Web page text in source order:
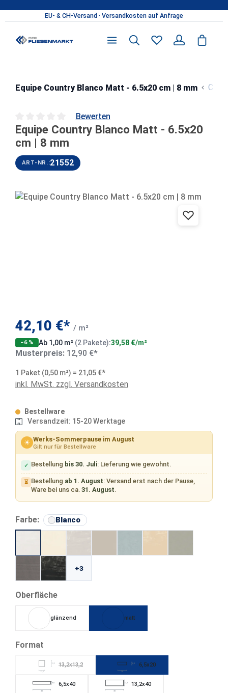
Zum Hauptinhalt springen
Equipe Country Blanco Matt - 6.5x20 cm | 8 mm
Durchschnittliche Bewertung von 0 von 5 Sternen
Bewerten
Equipe Country Blanco Matt - 6.5x20
cm | 8 mm
ART-NR.:21552
Bildergalerie überspringen
42,10 €* / m²
−6 % Ab 1,00 m² (2 Pakete):39,58 €/m²
Musterpreis: 12,90 €*
1 Paket (0,50 m²) = 21,05 €*
inkl. MwSt. zzgl. Versandkosten
Bestellware
Versandzeit: 15-20 Werktage
☀ Werks-Sommerpause im August
Gilt nur für Bestellware
✓ Bestellung bis 30. Juli: Lieferung wie gewohnt.
⏳ Bestellung ab 1. August: Versand erst nach der Pause,
Ware bei uns ca.31. August.
Farbe: Blanco auswählen
+3
Oberflächeauswählen
glänzend matt
Format
13,2
13,2 13,2x13,2
(Diese Option ist zurzeit nicht verfügbar.)
20
6,5x20
40
6,5 6,5x40
40
13,2 13,2x40